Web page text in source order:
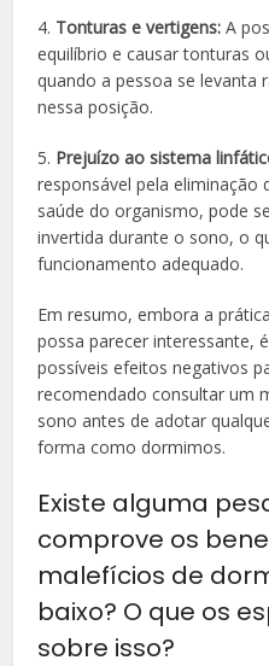
4. Tonturas e vertigens: A
equilíbrio e causar tonturas
quando a pessoa se levanta
nessa posição.
5. Prejuízo ao sistema
responsável pela eliminação
saúde do organismo, pode
invertida durante o sono, o
funcionamento adequado.
Em resumo, embora a
possa parecer interessante,
possíveis efeitos negativos
recomendado consultar um
sono antes de adotar
forma como dormimos.
Existe alguma
comprove os
malefícios de
baixo? O que os
sobre isso?